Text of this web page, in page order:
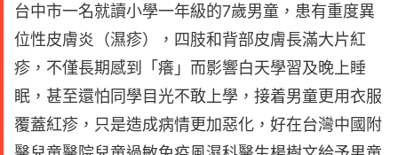
台中市一名就讀小學一年級的7歲男童，患有重度異
位性皮膚炎（濕疹），四肢和背部皮膚長滿大片紅
疹，不僅長期感到「癢」而影響白天學習及晚上睡
眠，甚至還怕同學目光不敢上學，接着男童更用衣服
覆蓋紅疹，只是造成病情更加惡化，好在台灣中國附